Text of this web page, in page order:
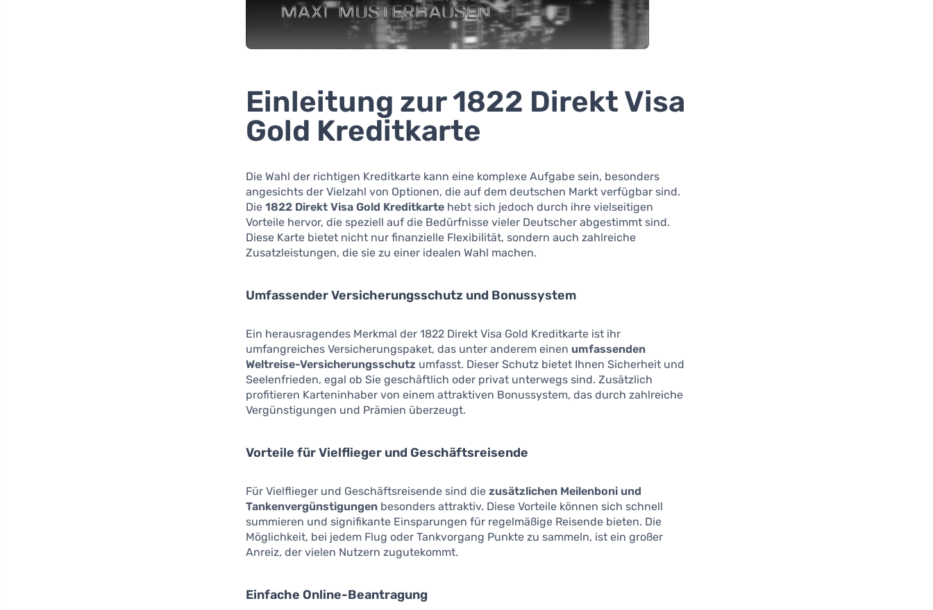
Einleitung zur 1822 Direkt Visa
Gold Kreditkarte
Die Wahl der richtigen Kreditkarte kann eine komplexe Aufgabe sein, besonders
angesichts der Vielzahl von Optionen, die auf dem deutschen Markt verfügbar sind.
Die1822 Direkt Visa Gold Kreditkarte hebt sich jedoch durch ihre vielseitigen
Vorteile hervor, die speziell auf die Bedürfnisse vieler Deutscher abgestimmt sind.
Diese Karte bietet nicht nur finanzielle Flexibilität, sondern auch zahlreiche
Zusatzleistungen, die sie zu einer idealen Wahl machen.
Umfassender Versicherungsschutz und Bonussystem
Ein herausragendes Merkmal der 1822 Direkt Visa Gold Kreditkarte ist ihr
umfangreiches Versicherungspaket, das unter anderem einen umfassenden
Weltreise-Versicherungsschutz umfasst. Dieser Schutz bietet Ihnen Sicherheit und
Seelenfrieden, egal ob Sie geschäftlich oder privat unterwegs sind. Zusätzlich
profitieren Karteninhaber von einem attraktiven Bonussystem, das durch zahlreiche
Vergünstigungen und Prämien überzeugt.
Vorteile für Vielflieger und Geschäftsreisende
Für Vielflieger und Geschäftsreisende sind diezusätzlichen Meilenboni und
Tankenvergünstigungen besonders attraktiv. Diese Vorteile können sich schnell
summieren und signifikante Einsparungen für regelmäßige Reisende bieten. Die
Möglichkeit, bei jedem Flug oder Tankvorgang Punkte zu sammeln, ist ein großer
Anreiz, der vielen Nutzern zugutekommt.
Einfache Online-Beantragung